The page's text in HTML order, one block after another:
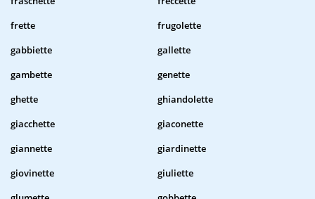
frette
frugolette
gabbiette
gallette
gambette
genette
ghette
ghiandolette
giacchette
giaconette
giannette
giardinette
giovinette
giuliette